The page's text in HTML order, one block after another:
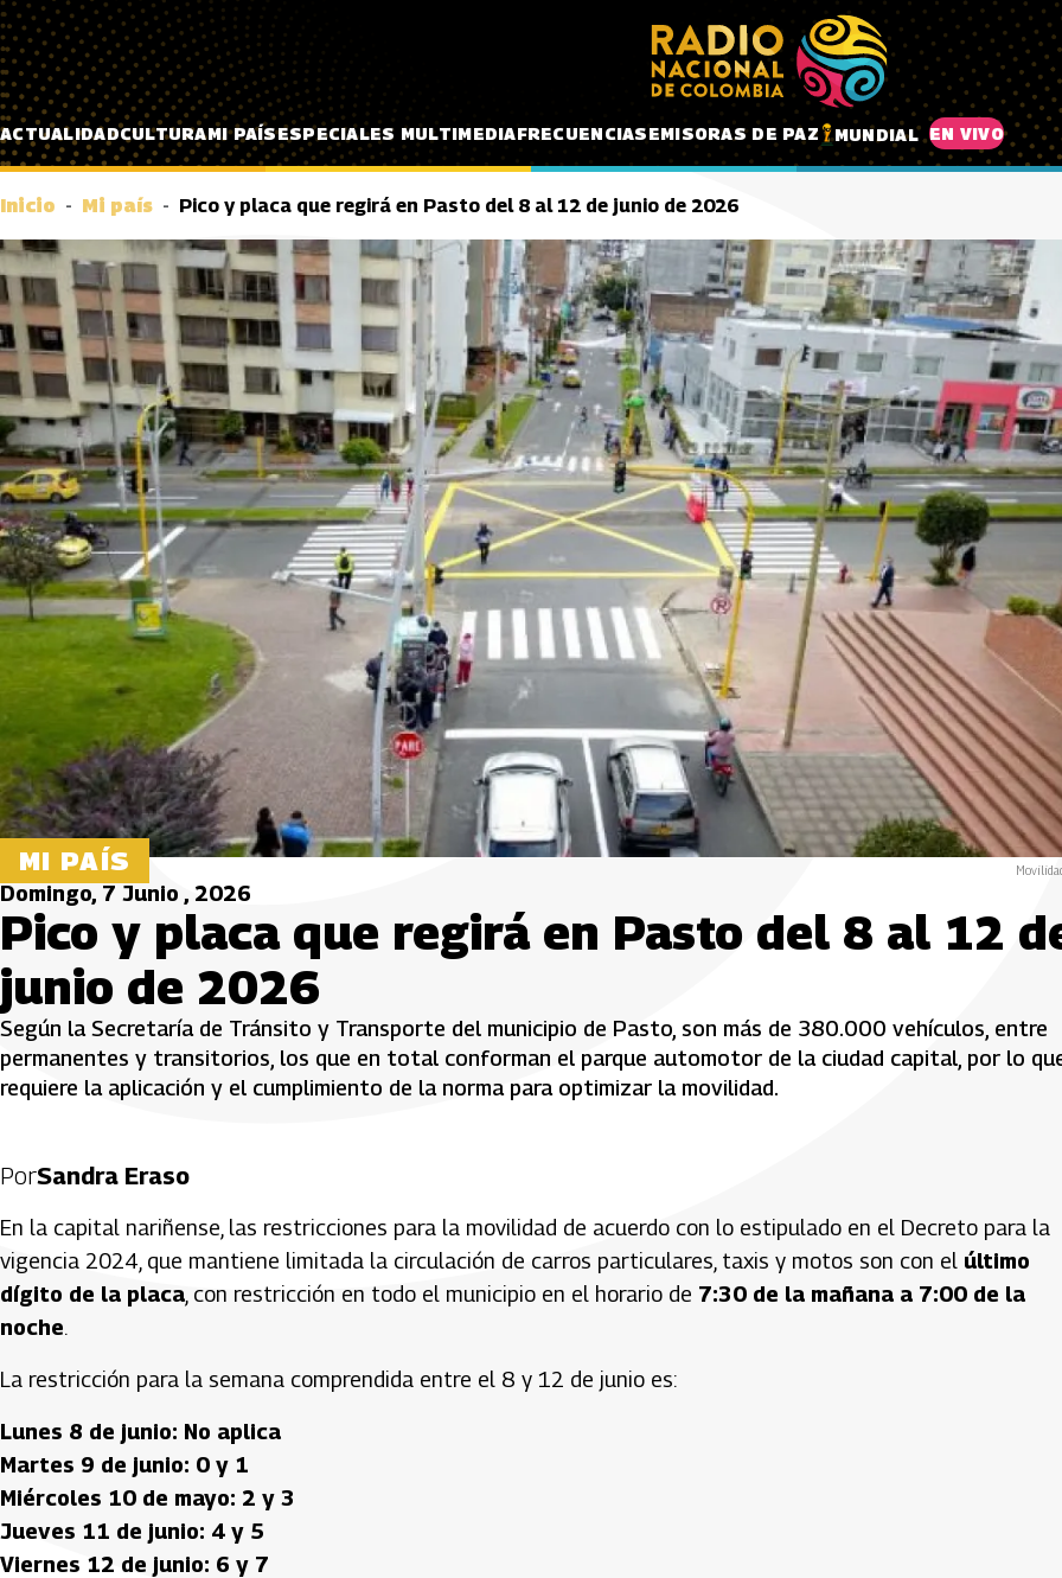
Pasar al contenido principal
ACTUALIDADCULTURAMI PAÍSESPECIALES MULTIMEDIAFRECUENCIASEMISORAS DE PAZ MUNDIAL EN VIVO
Inicio Mi país Pico y placa que regirá en Pasto del 8 al 12 de junio de 2026
MI PAÍS
Domingo, 7 Junio , 2026
Pico y placa que regirá en Pasto del 8 al 12
junio de 2026
Según la Secretaría de Tránsito y Transporte del municipio de Pasto, son más de 380.000 vehículos, entre
permanentes y transitorios, los que en total conforman el parque automotor de la ciudad capital, por lo
requiere la aplicación y el cumplimiento de la norma para optimizar la movilidad.
PorSandra Eraso
En la capital nariñense, las restricciones para la movilidad de acuerdo con lo estipulado en el Decreto para la
vigencia 2024, que mantiene limitada la circulación de carros particulares, taxis y motos son con el último
dígito de la placa, con restricción en todo el municipio en el horario de 7:30 de la mañana a 7:00 de la
noche.
La restricción para la semana comprendida entre el 8 y 12 de junio es:
Lunes 8 de junio: No aplica
Martes 9 de junio: 0 y 1
Miércoles 10 de mayo: 2 y 3
Jueves 11 de junio: 4 y 5
Viernes 12 de junio: 6 y 7